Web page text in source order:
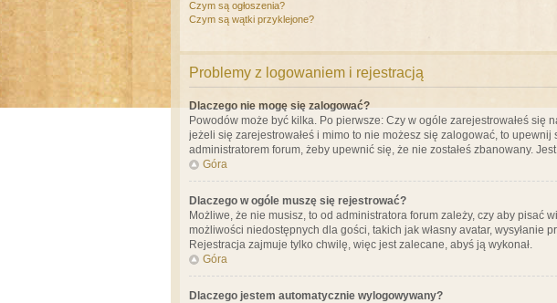
Czym są ogłoszenia?
Czym są wątki przyklejone?
Problemy z logowaniem i rejestracją
Dlaczego nie mogę się zalogować?
Powodów może być kilka. Po pierwsze: Czy w ogóle zarejestrowałeś
jeżeli się zarejestrowałeś i mimo to nie możesz się zalogować, to
administratorem forum, żeby upewnić się, że nie zostałeś zbanowany.
Góra
Dlaczego w ogóle muszę się rejestrować?
Możliwe, że nie musisz, to od administratora forum zależy, czy aby
możliwości niedostępnych dla gości, takich jak własny avatar,
Rejestracja zajmuje tylko chwilę, więc jest zalecane, abyś ją wykonał.
Góra
Dlaczego jestem automatycznie wylogowywany?